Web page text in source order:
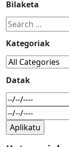
Bilaketa
Kategoriak
Datak